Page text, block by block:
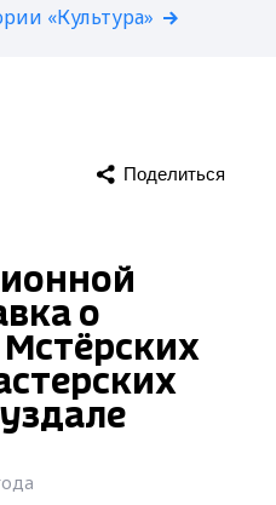
«Культура»
Поделиться
о